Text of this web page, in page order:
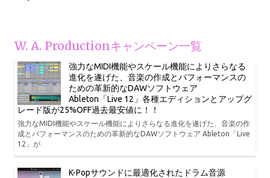
W. A. Productionキャンペーン一覧
強力なMIDI機能やスケール機能によりさらなる
進化を遂げた、音楽の作成とパフォーマンスの
ための革新的なDAWソフトウェア
Ableton「Live 12」各種エディションとアップグ
レード版が25%OFF過去最安値に！！
強力なMIDI機能やスケール機能によりさらなる進化を遂げた、音楽の作
成とパフォーマンスのための革新的なDAWソフトウェア Ableton「Live
12」が
K-Popサウンドに最適化されたドラム音源